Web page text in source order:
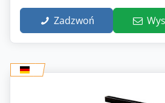
Zadzwoń